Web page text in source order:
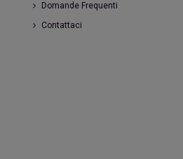
Domande Frequenti
Contattaci